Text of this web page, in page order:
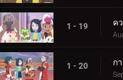
1 - 19 ค
1 - 20 ก